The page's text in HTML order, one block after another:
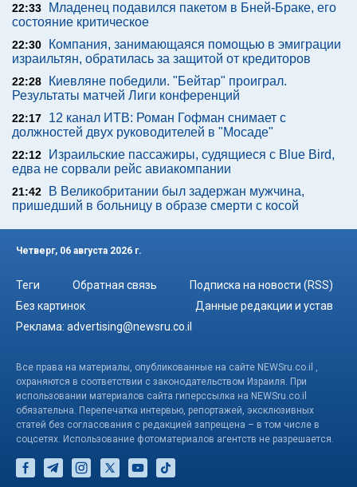
22:33
Младенец подавился пакетом в Бней-Браке, его
состояние критическое
22:30
Компания, занимающаяся помощью в эмиграции
израильтян, обратилась за защитой от кредиторов
22:28
Киевляне победили. "Бейтар" проиграл.
Результаты матчей Лиги конференций
22:17
12 канал ИТВ: Роман Гофман снимает с
должностей двух руководителей в "Мосаде"
22:12
Израильские пассажиры, судящиеся с Blue Bird,
едва не сорвали рейс авиакомпании
21:42
В Великобритании был задержан мужчина,
пришедший в больницу в образе смерти с косой
Четверг, 06 августа 2026 г.
Теги Обратная связь
Подписка на новости (RSS)
Без картинок
Данные редакции и устав
Реклама: advertising@newsru.co.il
Все права на материалы, опубликованные на сайте NEWSru.co.il ,
охраняются в соответствии с законодательством Израиля. При
использовании материалов сайта гиперссылка на NEWSru.co.il
обязательна. Перепечатка интервью, репортажей, эксклюзивных
статей без согласования с редакцией запрещена – в том числе в
соцсетях. Использование фотоматериалов агентств не разрешается.